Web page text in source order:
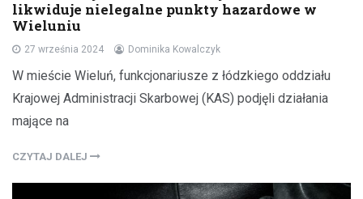
likwiduje nielegalne punkty hazardowe w
Wieluniu
27 września 2024 Dominika Kowalczyk
W mieście Wieluń, funkcjonariusze z łódzkiego oddziału
Krajowej Administracji Skarbowej (KAS) podjęli działania
mające na
CZYTAJ DALEJ